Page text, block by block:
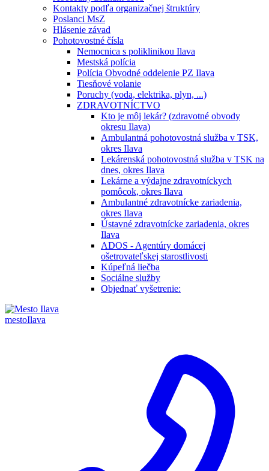
Kontakty podľa organizačnej štruktúry
Poslanci MsZ
Hlásenie závad
Pohotovostné čísla
Nemocnica s poliklinikou Ilava
Mestská polícia
Polícia Obvodné oddelenie PZ Ilava
Tiesňové volanie
Poruchy (voda, elektrika, plyn, ...)
ZDRAVOTNÍCTVO
Kto je môj lekár? (zdravotné obvody
okresu Ilava)
Ambulantná pohotovostná služba v TSK,
okres Ilava
Lekárenská pohotovostná služba v TSK na
dnes, okres Ilava
Lekárne a výdajne zdravotníckych
pomôcok, okres Ilava
Ambulantné zdravotnícke zariadenia,
okres Ilava
Ústavné zdravotnícke zariadenia, okres
Ilava
ADOS - Agentúry domácej
ošetrovateľskej starostlivosti
Kúpeľná liečba
Sociálne služby
Objednať vyšetrenie:
mestoIlava